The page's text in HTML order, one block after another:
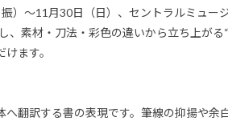
）～11月30日（日）、セントラルミュー
、素材・刀法・彩色の違いから立ち上がる
ます。
へ翻訳する書の表現です。筆線の抑揚や余